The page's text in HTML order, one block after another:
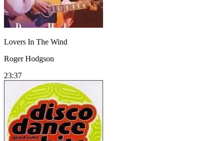
Lovers In The Wind
Roger Hodgson
23:37